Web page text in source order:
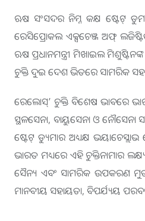
ଋଷ ସଂସଦର ନିମ୍ନ କକ୍ଷ ଷ୍ଟେଟ୍
ରେସିପ୍ରୋକଲ ଏକ୍ସଚେଞ୍ଜ ଅଫ୍
ଋଷ ପ୍ରଧାନମନ୍ତ୍ରୀ ମିଖାଇଲ
ଚୁକ୍ତି ଦୁଇ ଦେଶ ଭିତରେ ସାମରିକ
ରେଲୋସ୍’ ଚୁକ୍ତି ବିଶେଷ ଭାବରେ
ସ୍ଥଳସେନା, ବାୟୁସେନା ଓ ନୌସେନା
ଷ୍ଟେଟ୍ ଡ୍ୟୁମାର ଅଧ୍ୟକ୍ଷ
ଭାରତ ମଧ୍ୟରେ ଏହି ଚୁକ୍ତିନାମାର
ସୈନ୍ୟ ଏବଂ ସାମରିକ ଉପକରଣ
ମାନବୀୟ ସହାୟତା, ବିପର୍ଯ୍ୟୟ